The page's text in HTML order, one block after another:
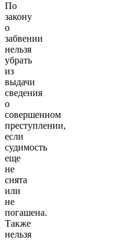
По
закону
о
забвении
нельзя
убрать
из
выдачи
сведения
о
совершенном
преступлении,
если
судимость
еще
не
снята
или
не
погашена.
Также
нельзя